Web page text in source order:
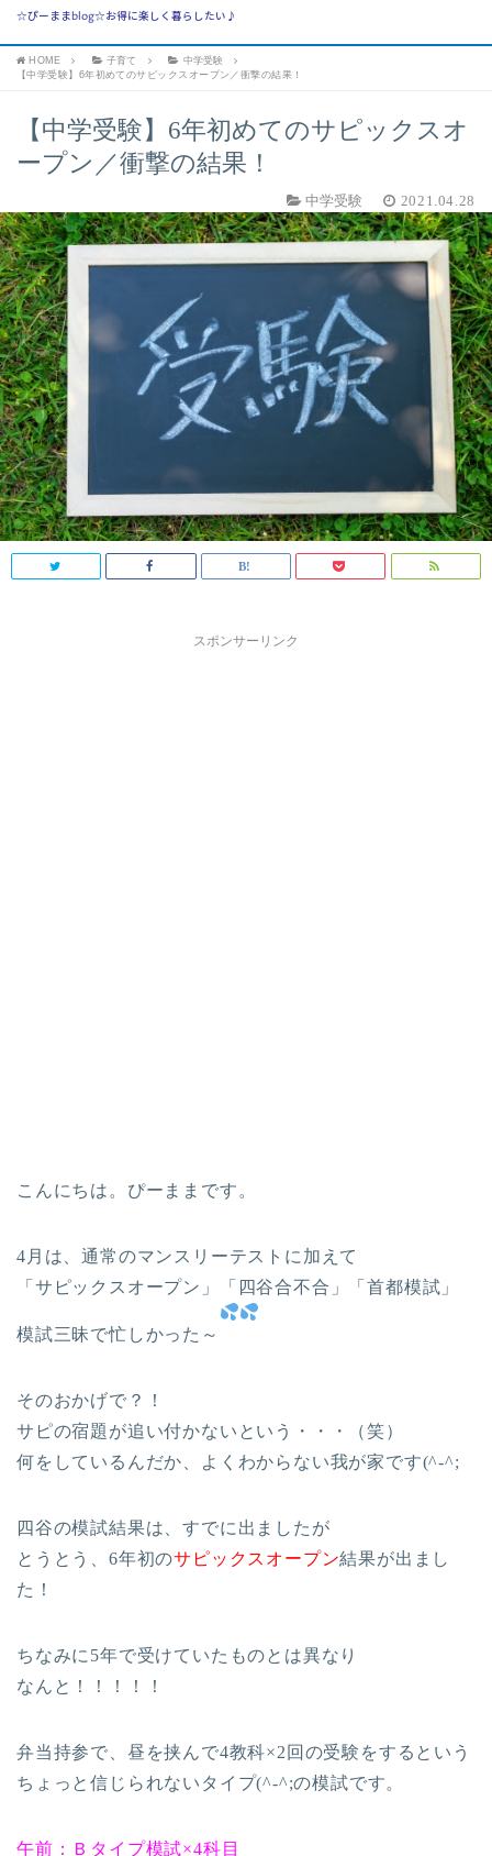
☆ぴーままblog☆お得に楽しく暮らしたい♪
HOME 子育て
中学受験
【中学受験】6年初めてのサピックスオープン／衝撃の結果！
【中学受験】6年初めてのサピックスオ
ープン／衝撃の結果！
中学受験 2021.04.28
スポンサーリンク
こんにちは。ぴーままです。
4月は、通常のマンスリーテストに加えて
「サピックスオープン」「四谷合不合」「首都模試」
模試三昧で忙しかった～
そのおかげで？！
サピの宿題が追い付かないという・・・（笑）
何をしているんだか、よくわからない我が家です(^-^;
四谷の模試結果は、すでに出ましたが
とうとう、6年初のサピックスオープン結果が出まし
た！
ちなみに5年で受けていたものとは異なり
なんと！！！！！
弁当持参で、昼を挟んで4教科×2回の受験をするという
ちょっと信じられないタイプ(^-^;の模試です。
午前：Ｂタイプ模試×4科目